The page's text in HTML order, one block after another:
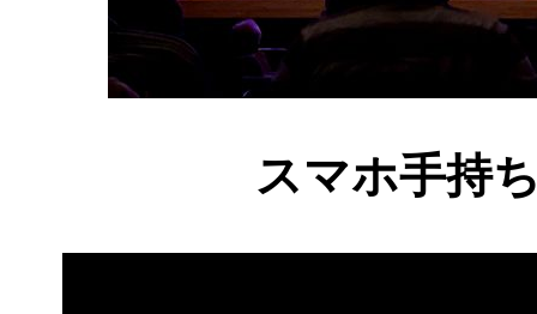
スマホ手持